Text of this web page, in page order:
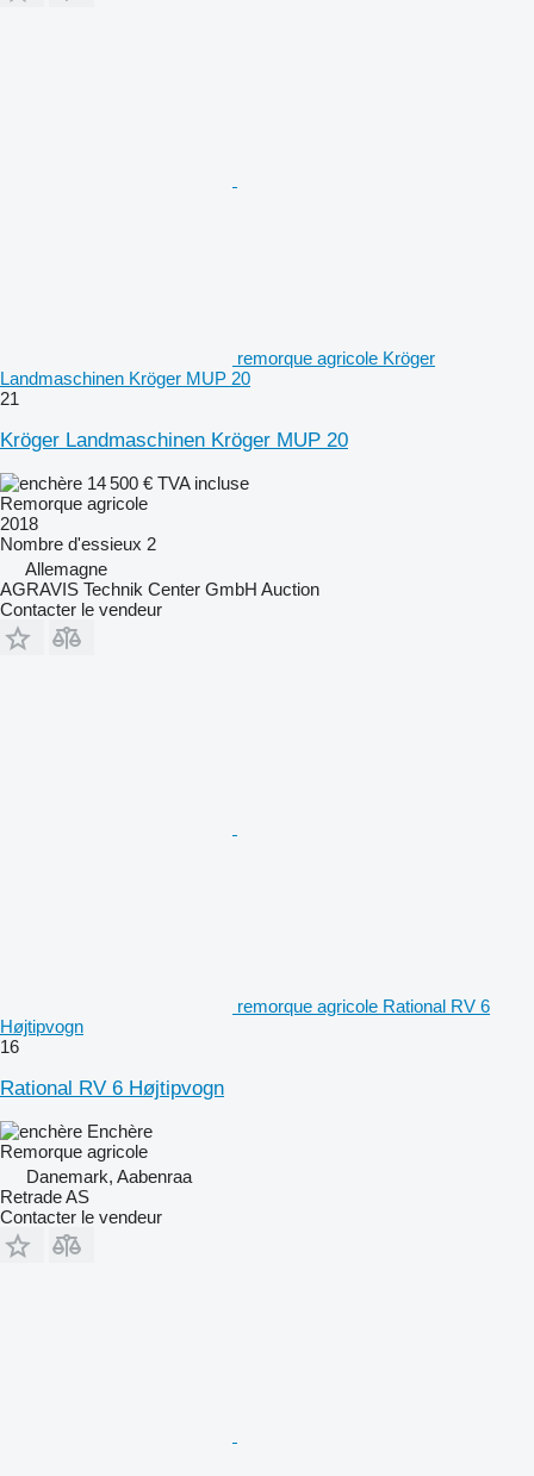
remorque agricole Kröger
Landmaschinen Kröger MUP 20
21
Kröger Landmaschinen Kröger MUP 20
14 500 € TVA incluse
Remorque agricole
2018
Nombre d'essieux 2
Allemagne
AGRAVIS Technik Center GmbH Auction
Contacter le vendeur
remorque agricole Rational RV 6
Højtipvogn
16
Rational RV 6 Højtipvogn
Enchère
Remorque agricole
Danemark, Aabenraa
Retrade AS
Contacter le vendeur